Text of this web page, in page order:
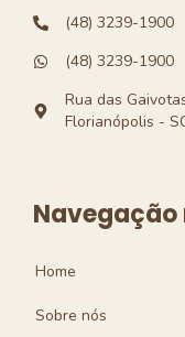
(48) 3239-1900
(48) 3239-1900
Rua das
Florianópolis -
Home
Sobre nós